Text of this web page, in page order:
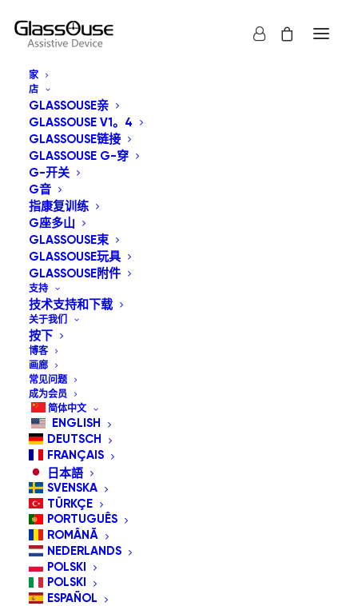
家
店
GLASSOUSE亲
GLASSOUSE V1。4
GLASSOUSE链接
GLASSOUSE G-穿
G-开关
G音
指康复训练
G座多山
GLASSOUSE束
GLASSOUSE玩具
GLASSOUSE附件
支持
技术支持和下载
关于我们
按下
博客
画廊
常见问题
成为会员
简体中文
ENGLISH
DEUTSCH
FRANÇAIS
日本語
SVENSKA
TÜRKÇE
PORTUGUÊS
ROMÂNĂ
NEDERLANDS
POLSKI
POLSKI
ESPAÑOL